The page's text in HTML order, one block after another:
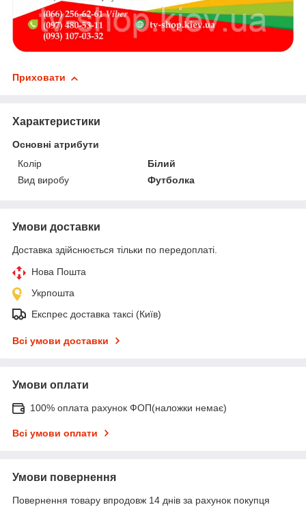
Приховати
Характеристики
Основні атрибути
Колір
Білий
Вид виробу
Футболка
Умови доставки
Доставка здійснюється тільки по передоплаті.
Нова Пошта
Укрпошта
Експрес доставка таксі (Київ)
Всі умови доставки
Умови оплати
100% оплата рахунок ФОП(наложки немає)
Всі умови оплати
Умови повернення
Повернення товару впродовж 14 днів за рахунок покупця